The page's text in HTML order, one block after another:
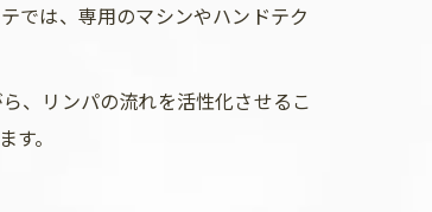
では、専用のマシンやハンドテク
、リンパの流れを活性化させるこ
。